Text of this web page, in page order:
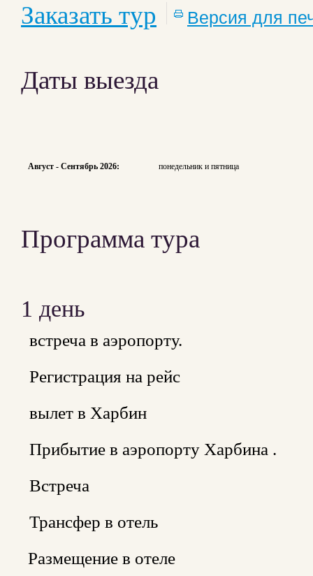
Заказать тур Версия для
Даты выезда
Август - Сентябрь 2026: понедельник и пятница
Программа тура
1 день
встреча в аэропорту.
Регистрация на рейс
вылет в Харбин
Прибытие в аэропорту Харбина .
Встреча
Трансфер в отель
Размещение в отеле